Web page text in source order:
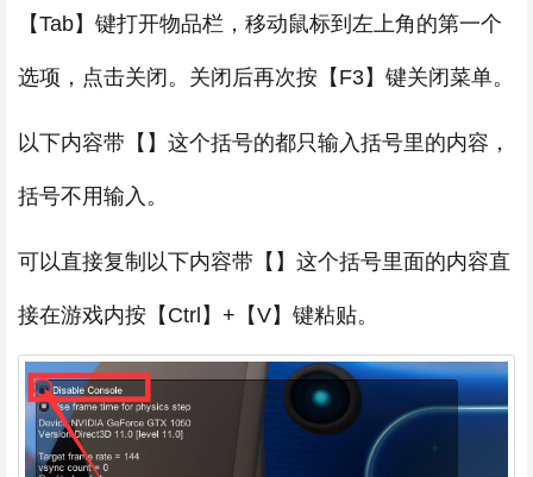
【Tab】键打开物品栏，移动鼠标到左上角的第一个
选项，点击关闭。关闭后再次按【F3】键关闭菜单。
以下内容带【】这个括号的都只输入括号里的内容，
括号不用输入。
可以直接复制以下内容带【】这个括号里面的内容直
接在游戏内按【Ctrl】+【V】键粘贴。